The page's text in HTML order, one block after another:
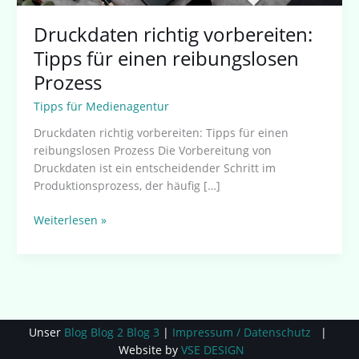
Druckdaten richtig vorbereiten:
Tipps für einen reibungslosen
Prozess
Tipps für Medienagentur
Druckdaten richtig vorbereiten: Tipps für einen
reibungslosen Prozess Die Vorbereitung von
Druckdaten ist ein entscheidender Schritt im
Produktionsprozess, der häufig […]
Weiterlesen »
Unser Blog Blog 2 Blog 3 | Impressum / Datenschutz |
Website by VSE DESIGN